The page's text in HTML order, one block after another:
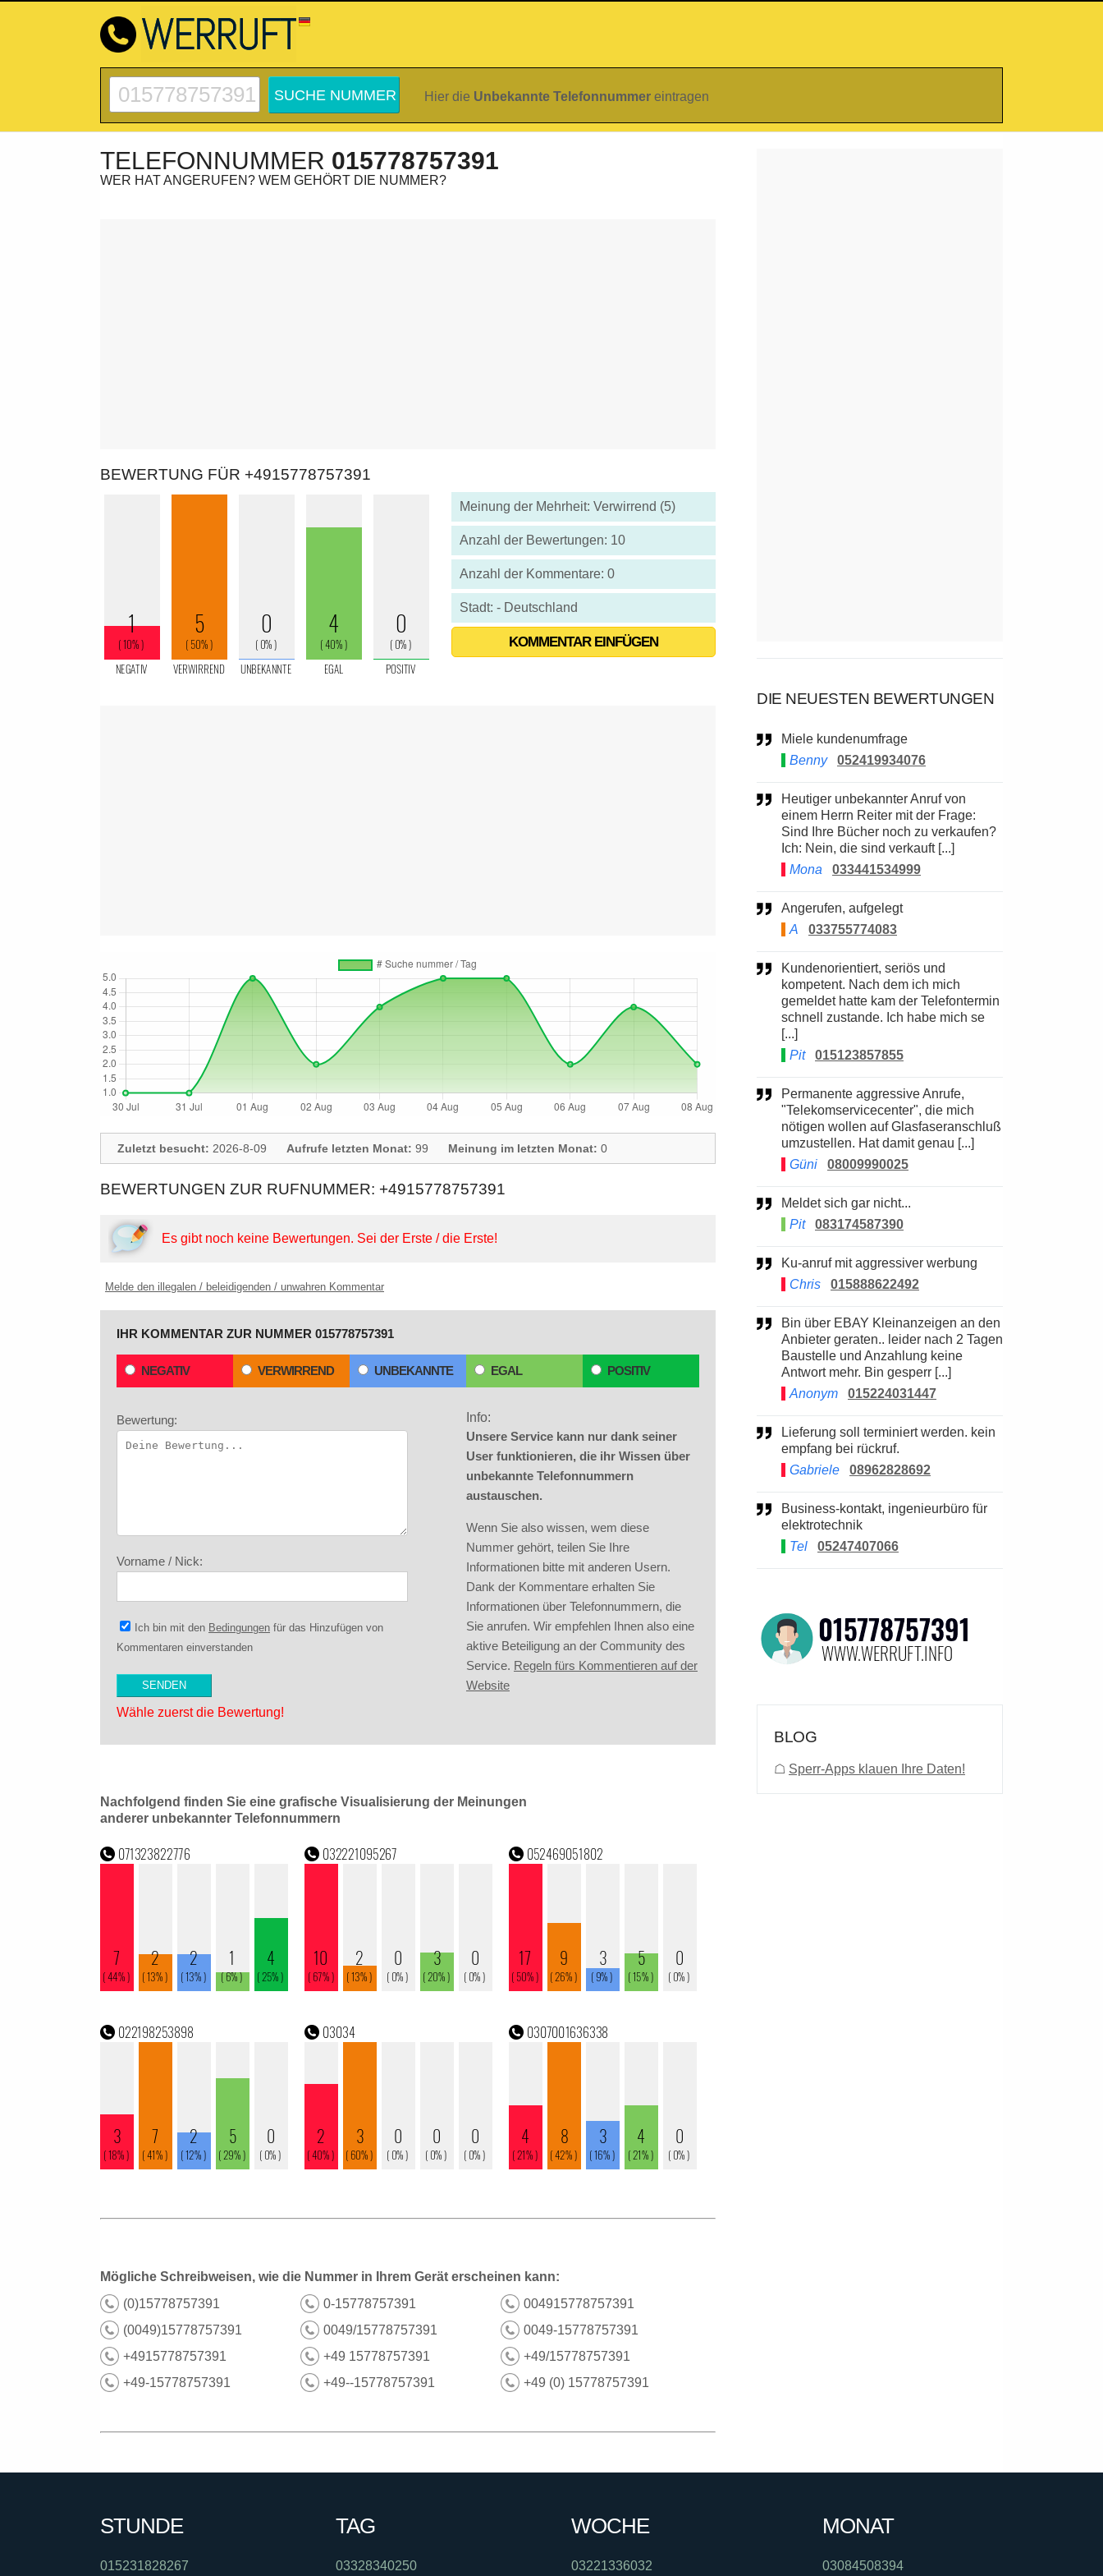
Hier die Unbekannte Telefonnummer eintragen
TELEFONNUMMER 015778757391
WER HAT ANGERUFEN? WEM GEHÖRT DIE NUMMER?
BEWERTUNG FÜR +4915778757391
Meinung der Mehrheit: Verwirrend (5)
Anzahl der Bewertungen: 10
Anzahl der Kommentare: 0
Stadt: - Deutschland
KOMMENTAR EINFÜGEN
Zuletzt besucht: 2026-8-09 Aufrufe letzten Monat: 99 Meinung im letzten Monat: 0
BEWERTUNGEN ZUR RUFNUMMER: +4915778757391
Es gibt noch keine Bewertungen. Sei der Erste / die Erste!
Melde den illegalen / beleidigenden / unwahren Kommentar
IHR KOMMENTAR ZUR NUMMER 015778757391
NEGATIV VERWIRREND UNBEKANNTE EGAL POSITIV
Bewertung:
Vorname / Nick:
Ich bin mit den Bedingungen für das Hinzufügen von
Kommentaren einverstanden
Wähle zuerst die Bewertung!
Info:
Unsere Service kann nur dank seiner
User funktionieren, die ihr Wissen über
unbekannte Telefonnummern
austauschen.
Wenn Sie also wissen, wem diese
Nummer gehört, teilen Sie Ihre
Informationen bitte mit anderen Usern.
Dank der Kommentare erhalten Sie
Informationen über Telefonnummern, die
Sie anrufen. Wir empfehlen Ihnen also eine
aktive Beteiligung an der Community des
Service. Regeln fürs Kommentieren auf der
Website
Nachfolgend finden Sie eine grafische Visualisierung der Meinungen
anderer unbekannter Telefonnummern
Mögliche Schreibweisen, wie die Nummer in Ihrem Gerät erscheinen kann:
(0)15778757391
0-15778757391
004915778757391
(0049)15778757391
0049/15778757391
0049-15778757391
+4915778757391
+49 15778757391
+49/15778757391
+49-15778757391
+49--15778757391 +49 (0) 15778757391
DIE NEUESTEN BEWERTUNGEN
Miele kundenumfrage
Benny
052419934076
Heutiger unbekannter Anruf von
einem Herrn Reiter mit der Frage:
Sind Ihre Bücher noch zu verkaufen?
Ich: Nein, die sind verkauft [...]
Mona
033441534999
Angerufen, aufgelegt
A
033755774083
Kundenorientiert, seriös und
kompetent. Nach dem ich mich
gemeldet hatte kam der Telefontermin
schnell zustande. Ich habe mich se
[...]
Pit
015123857855
Permanente aggressive Anrufe,
"Telekomservicecenter", die mich
nötigen wollen auf Glasfaseranschluß
umzustellen. Hat damit genau [...]
Güni
08009990025
Meldet sich gar nicht...
Pit
083174587390
Ku-anruf mit aggressiver werbung
Chris
015888622492
Bin über EBAY Kleinanzeigen an den
Anbieter geraten.. leider nach 2 Tagen
Baustelle und Anzahlung keine
Antwort mehr. Bin gesperr [...]
Anonym
015224031447
Lieferung soll terminiert werden. kein
empfang bei rückruf.
Gabriele
08962828692
Business-kontakt, ingenieurbüro für
elektrotechnik
Tel
05247407066
BLOG
☖ Sperr-Apps klauen Ihre Daten!
STUNDE
015231828267
TAG
03328340250
WOCHE
03221336032
MONAT
03084508394